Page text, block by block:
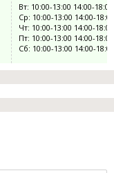
Вт: 10:00-13:00 14:00-18:00
Ср: 10:00-13:00 14:00-18:00
Чт: 10:00-13:00 14:00-18:00
Пт: 10:00-13:00 14:00-18:00
Сб: 10:00-13:00 14:00-18:00